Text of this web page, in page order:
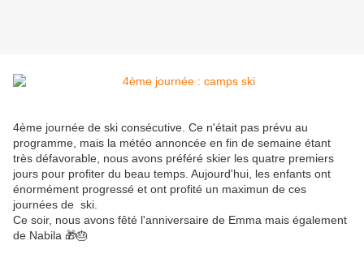
4ème journée de ski consécutive. Ce n'était pas prévu au
programme, mais la météo annoncée en fin de semaine étant
très défavorable, nous avons préféré skier les quatre premiers
jours pour profiter du beau temps. Aujourd'hui, les enfants ont
énormément progressé et ont profité un maximun de ces
journées de ski.
Ce soir, nous avons fêté l'anniversaire de Emma mais également
de Nabila 🎁🎂